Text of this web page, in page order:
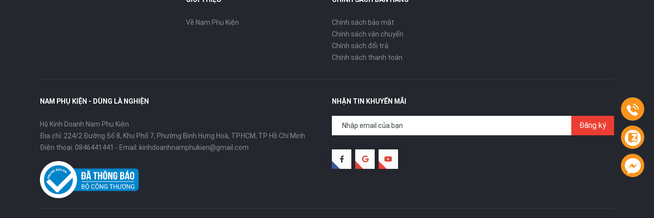
Về Nam Phụ Kiện
Chính sách bảo mật
Chính sách vận chuyển
Chính sách đổi trả
Chính sách thanh toán
NAM PHỤ KIỆN - DÙNG LÀ NGHIỆN
Hộ Kinh Doanh Nam Phụ Kiện
Địa chỉ: 224/2 Đường Số 8, Khu Phố 7, Phường Bình Hưng Hoà, TP.HCM, TP Hồ Chí Minh
Điện thoại: 0846441441 - Email: kinhdoanhnamphukien@gmail.com
NHẬN TIN KHUYẾN MÃI
Đăng ký